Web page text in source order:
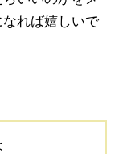
れば嬉しいで